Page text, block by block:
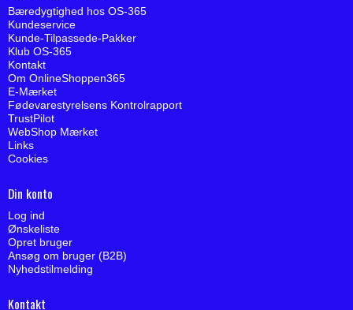
Bæredygtighed hos OS-365
Kundeservice
Kunde-Tilpassede-Pakker
Klub OS-365
Kontakt
Om OnlineShoppen365
E-Mærket
Fødevarestyrelsens Kontrolrapport
TrustPilot
WebShop Mærket
Links
Cookies
Din konto
Log ind
Ønskeliste
Opret bruger
Ansøg om bruger (B2B)
Nyhedstilmelding
Kontakt